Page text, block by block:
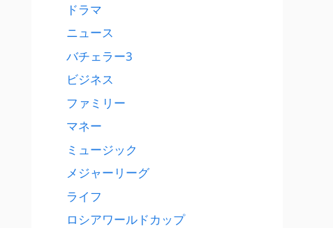
ドラマ
ニュース
バチェラー3
ビジネス
ファミリー
マネー
ミュージック
メジャーリーグ
ライフ
ロシアワールドカップ